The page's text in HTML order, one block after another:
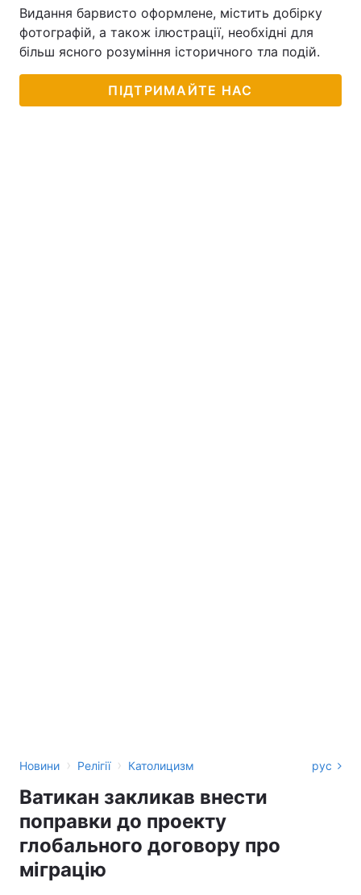
Видання барвисто оформлене, містить добірку
фотографій, а також ілюстрації, необхідні для
більш ясного розуміння історичного тла подій.
ПІДТРИМАЙТЕ НАС
Новини › Релігії › Католицизм рус
Ватикан закликав внести
поправки до проекту
глобального договору про
міграцію